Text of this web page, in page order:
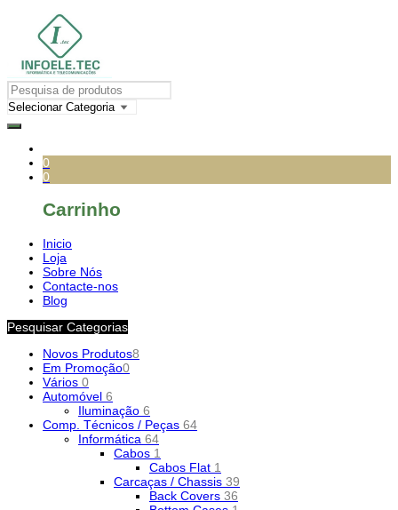
0
0
Carrinho
Inicio
Loja
Sobre Nós
Contacte-nos
Blog
Pesquisar Categorias
Novos Produtos8
Em Promoção0
Vários 0
Automóvel 6
Iluminação 6
Comp. Técnicos / Peças 64
Informática 64
Cabos 1
Cabos Flat 1
Carcaças / Chassis 39
Back Covers 36